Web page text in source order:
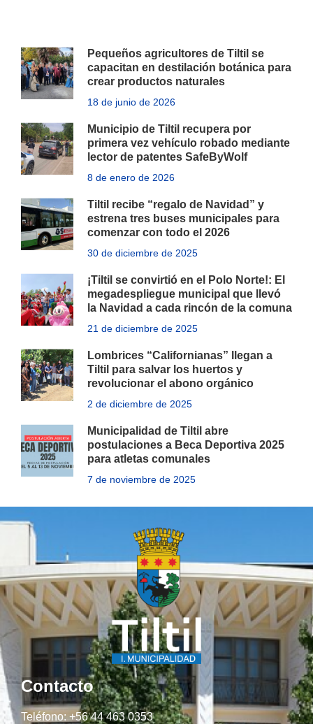
Pequeños agricultores de Tiltil se
capacitan en destilación botánica para
crear productos naturales
18 de junio de 2026
Municipio de Tiltil recupera por
primera vez vehículo robado mediante
lector de patentes SafeByWolf
8 de enero de 2026
Tiltil recibe “regalo de Navidad” y
estrena tres buses municipales para
comenzar con todo el 2026
30 de diciembre de 2025
¡Tiltil se convirtió en el Polo Norte!: El
megadespliegue municipal que llevó
la Navidad a cada rincón de la comuna
21 de diciembre de 2025
Lombrices “Californianas” llegan a
Tiltil para salvar los huertos y
revolucionar el abono orgánico
2 de diciembre de 2025
Municipalidad de Tiltil abre
postulaciones a Beca Deportiva 2025
para atletas comunales
7 de noviembre de 2025
Contacto
Teléfono: +56 44 463 0353